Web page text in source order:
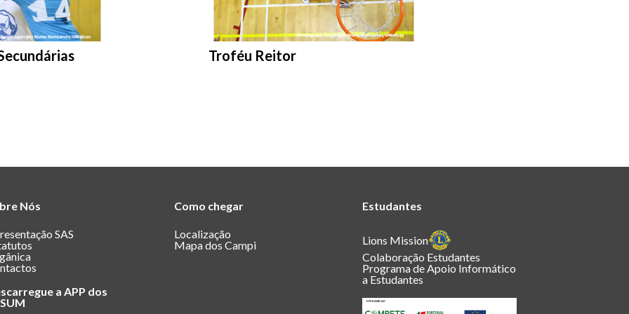
Entrar na pasta:
Troféu Reitor
Nós
SAS
a APP dos
Como chegar
Localização
Mapa dos Campi
Estudantes
Lions Mission
Colaboração Estudantes
Programa de Apoio Informático
a Estudantes